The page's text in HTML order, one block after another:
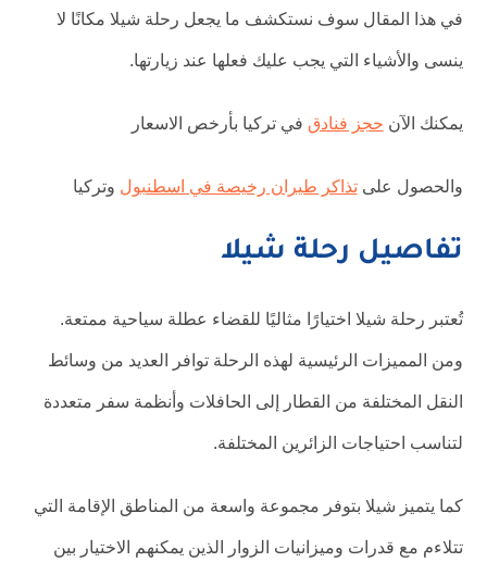
في هذا المقال سوف نستكشف ما يجعل رحلة شيلا مكانًا لا
ينسى والأشياء التي يجب عليك فعلها عند زيارتها.
يمكنك الآن حجز فنادق في تركيا بأرخص الاسعار
والحصول علىتذاكر طيران رخيصة في اسطنبول وتركيا
تفاصيل رحلة شيلا
تُعتبر رحلة شيلا اختيارًا مثاليًا للقضاء عطلة سياحية ممتعة.
ومن المميزات الرئيسية لهذه الرحلة توافر العديد من وسائط
النقل المختلفة من القطار إلى الحافلات وأنظمة سفر متعددة
لتناسب احتياجات الزائرين المختلفة.
كما يتميز شيلا بتوفر مجموعة واسعة من المناطق الإقامة التي
تتلاءم مع قدرات وميزانيات الزوار الذين يمكنهم الاختيار بين